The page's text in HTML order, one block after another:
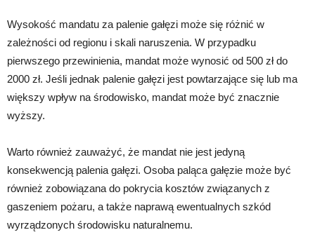
Wysokość mandatu za palenie gałęzi może się różnić w
zależności od regionu i skali naruszenia. W przypadku
pierwszego przewinienia, mandat może wynosić od 500 zł do
2000 zł. Jeśli jednak palenie gałęzi jest powtarzające się lub ma
większy wpływ na środowisko, mandat może być znacznie
wyższy.
Warto również zauważyć, że mandat nie jest jedyną
konsekwencją palenia gałęzi. Osoba paląca gałęzie może być
również zobowiązana do pokrycia kosztów związanych z
gaszeniem pożaru, a także naprawą ewentualnych szkód
wyrządzonych środowisku naturalnemu.